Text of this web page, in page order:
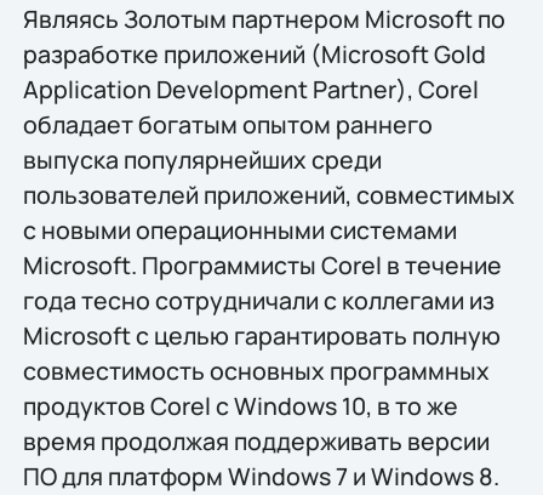
Являясь Золотым партнeром Microsoft по
разработке приложений (Microsoft Gold
Application Development Partner), Corel
обладает богатым опытом раннего
выпуска популярнейших среди
пользователей приложений, совместимых
с новыми операционными системами
Microsoft. Программисты Corel в течение
года тесно сотрудничали с коллегами из
Microsoft с целью гарантировать полную
совместимость основных программных
продуктов Corel с Windows 10, в то же
время продолжая поддерживать версии
ПО для платформ Windows 7 и Windows 8.